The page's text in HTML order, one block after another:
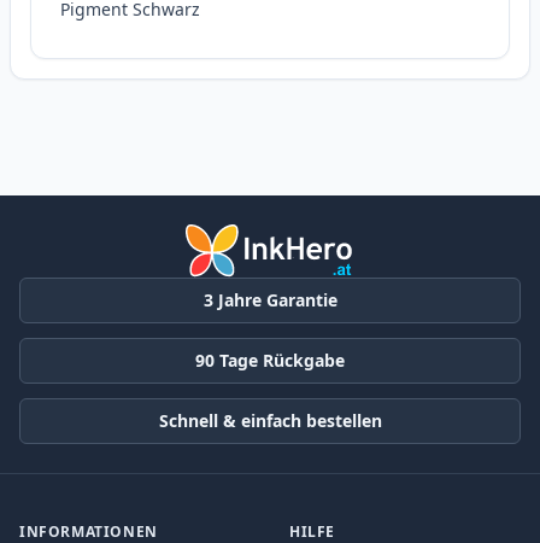
Pigment Schwarz
3 Jahre Garantie
90 Tage Rückgabe
Schnell & einfach bestellen
INFORMATIONEN HILFE